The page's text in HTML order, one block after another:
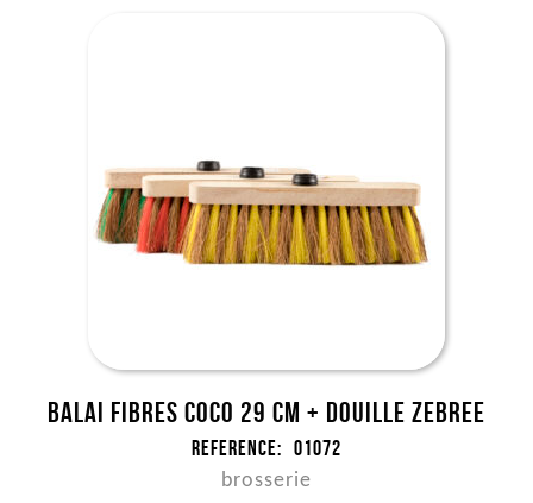
Balai fibres coco 29 cm + douille Zebree
Reference: 01072
brosserie